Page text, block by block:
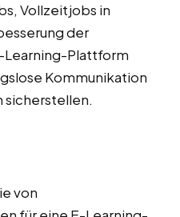
Vollzeitjobs in
der
Learning-Plattform
Kommunikation
sicherstellen.
von